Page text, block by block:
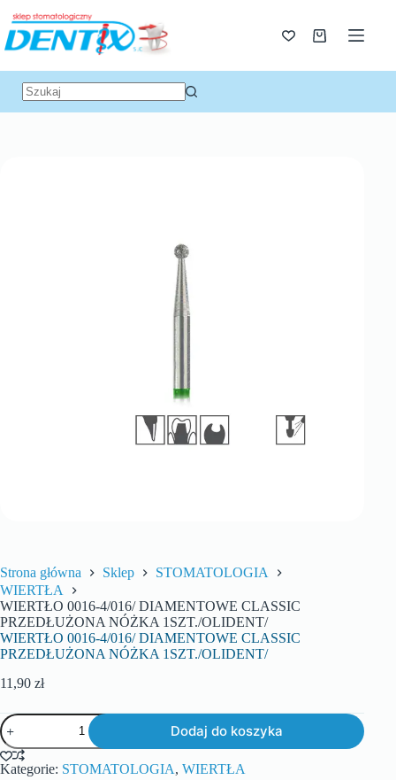
Strona główna Sklep
STOMATOLOGIA
WIERTŁA
WIERTŁO 0016-4/016/ DIAMENTOWE CLASSIC
PRZEDŁUŻONA NÓŻKA 1SZT./OLIDENT/
WIERTŁO 0016-4/016/ DIAMENTOWE CLASSIC
PRZEDŁUŻONA NÓŻKA 1SZT./OLIDENT/
11,90 zł
Dodaj do koszyka
Kategorie: STOMATOLOGIA, WIERTŁA